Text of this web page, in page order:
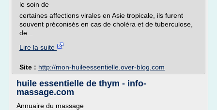
le soin de
certaines affections virales en Asie tropicale, ils furent
souvent préconisés en cas de choléra et de tuberculose,
de...
Lire la suite
Site : http://mon-huileessentielle.over-blog.com
huile essentielle de thym - info-
massage.com
Annuaire du massage